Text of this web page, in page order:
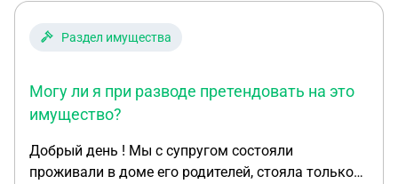
Раздел имущества
Могу ли я при разводе претендовать на это
имущество?
Добрый день ! Мы с супругом состояли
проживали в доме его родителей, стояла только